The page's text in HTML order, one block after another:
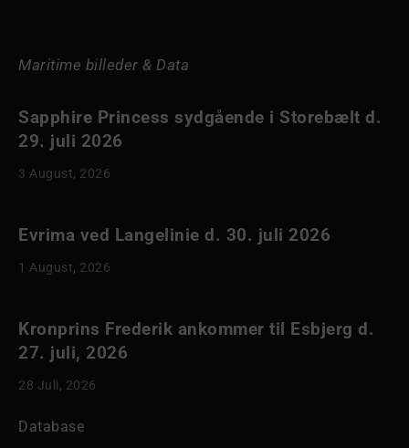
Maritime billeder & Data
Sapphire Princess sydgående i Storebælt d.
29. juli 2026
3 August, 2026
Evrima ved Langelinie d. 30. juli 2026
1 August, 2026
Kronprins Frederik ankommer til Esbjerg d.
27. juli, 2026
28 Juli, 2026
Database